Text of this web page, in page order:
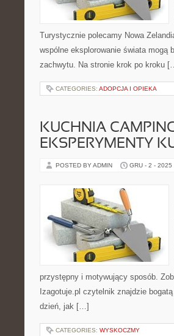
Turystycznie polecamy Nowa
wspólne eksplorowanie świata mogą
zachwytu. Na stronie krok po kroku
CATEGORIES: ADOPCJA I OPIEKA
KUCHNIA
EKSPERYMENTY
POSTED BY ADMIN GRU - 2 - 2025
przystępny i motywujący sposób.
Izagotuje.pl czytelnik znajdzie
dzień, jak […]
CATEGORIES: WYSKOCZMY